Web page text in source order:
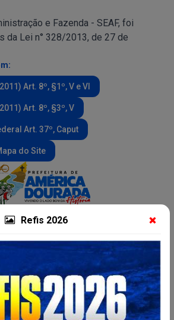
Refis 2026
e Fazenda - SEAF, foi
da Lei n° 328/2013, de 27 de
Art. 8º, §1º, V e VI
Art. 8º, §3º, V
Art. 37º, Caput
do Site
de Administração e Fazenda
a
e a coordenação de atividades de
e valorização profissional e
da Prefeitura, bem como o apoio à
individual e a gestão do sistema
e coordenação de atividades de
controle e lotação de pessoal e